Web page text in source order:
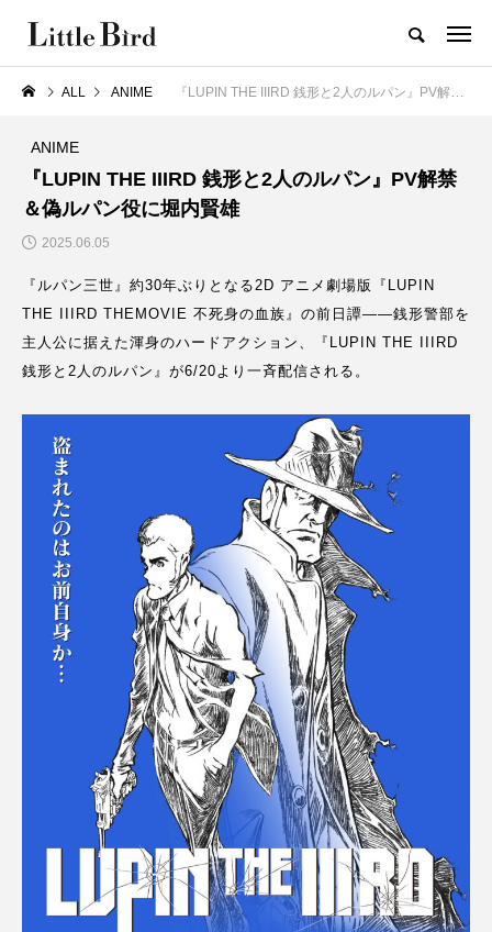
ALL ANIME 『LUPIN THE IIIRD 銭形と2人のルパン』PV解禁＆偽ルパン役に堀内賢雄
ANIME
『LUPIN THE IIIRD 銭形と2人のルパン』PV解禁
＆偽ルパン役に堀内賢雄
2025.06.05
『ルパン三世』約30年ぶりとなる2D アニメ劇場版『LUPIN
THE IIIRD THEMOVIE 不死⾝の⾎族』の前⽇譚――銭形警部を
主⼈公に据えた渾⾝のハードアクション、『LUPIN THE IIIRD
銭形と2人のルパン』が6/20より⼀⻫配信される。